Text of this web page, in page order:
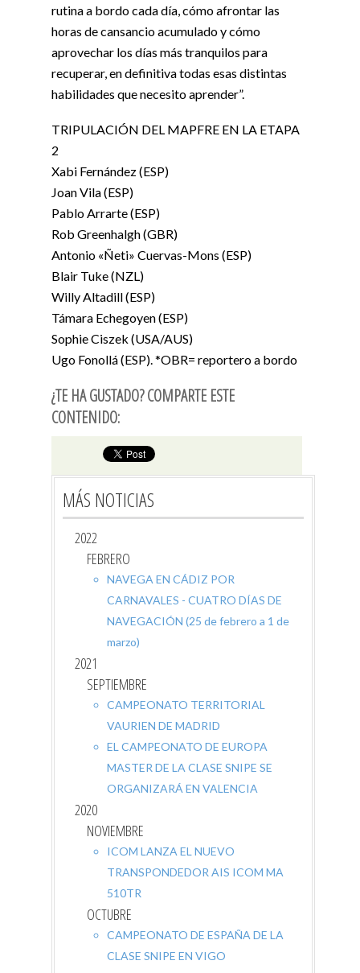
rutina a bordo cada día, cómo afrontar las
horas de cansancio acumulado y cómo
aprovechar los días más tranquilos para
recuperar, en definitiva todas esas distintas
habilidades que necesito aprender”.
TRIPULACIÓN DEL MAPFRE EN LA ETAPA
2
Xabi Fernández (ESP)
Joan Vila (ESP)
Pablo Arrarte (ESP)
Rob Greenhalgh (GBR)
Antonio «Ñeti» Cuervas-Mons (ESP)
Blair Tuke (NZL)
Willy Altadill (ESP)
Támara Echegoyen (ESP)
Sophie Ciszek (USA/AUS)
Ugo Fonollá (ESP). *OBR= reportero a bordo
¿TE HA GUSTADO? COMPARTE ESTE
CONTENIDO:
MÁS NOTICIAS
2022
FEBRERO
NAVEGA EN CÁDIZ POR
CARNAVALES - CUATRO DÍAS DE
NAVEGACIÓN (25 de febrero a 1 de
marzo)
2021
SEPTIEMBRE
CAMPEONATO TERRITORIAL
VAURIEN DE MADRID
EL CAMPEONATO DE EUROPA
MASTER DE LA CLASE SNIPE SE
ORGANIZARÁ EN VALENCIA
2020
NOVIEMBRE
ICOM LANZA EL NUEVO
TRANSPONDEDOR AIS ICOM MA
510TR
OCTUBRE
CAMPEONATO DE ESPAÑA DE LA
CLASE SNIPE EN VIGO